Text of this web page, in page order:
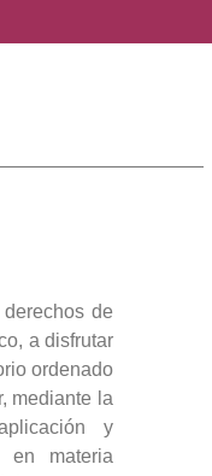
de
a disfrutar
ordenado
mediante la
y
en materia